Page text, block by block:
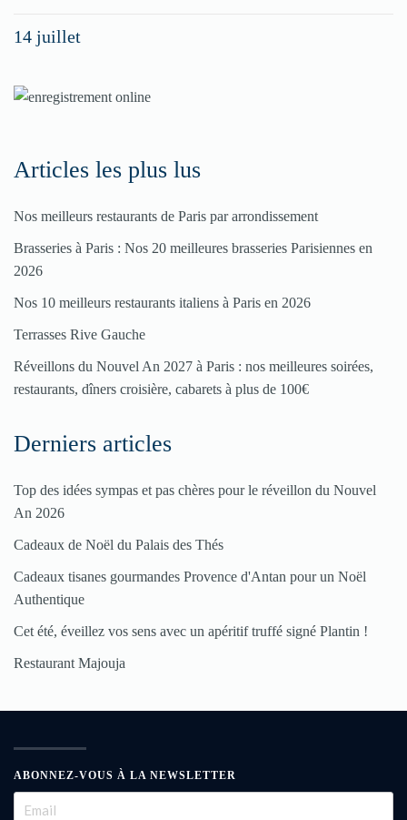
votre
ici
14 juillet
Articles les plus lus
Nos meilleurs restaurants de Paris par arrondissement
Brasseries à Paris : Nos 20 meilleures brasseries Parisiennes en
2026
Nos 10 meilleurs restaurants italiens à Paris en 2026
Terrasses Rive Gauche
Réveillons du Nouvel An 2027 à Paris : nos meilleures soirées,
restaurants, dîners croisière, cabarets à plus de 100€
Derniers articles
Top des idées sympas et pas chères pour le réveillon du Nouvel
An 2026
Cadeaux de Noël du Palais des Thés
Cadeaux tisanes gourmandes Provence d'Antan pour un Noël
Authentique
Cet été, éveillez vos sens avec un apéritif truffé signé Plantin !
Restaurant Majouja
ABONNEZ-VOUS À LA NEWSLETTER